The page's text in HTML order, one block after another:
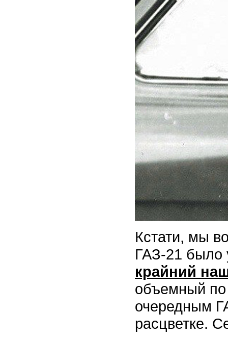
Кстати, мы
ГАЗ-21 было
крайний
объемный
очередным
расцветке.